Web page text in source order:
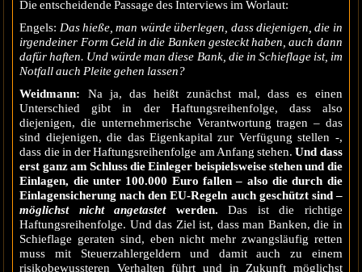
Die entscheidende Passage des Interviews im Worlaut:
Engels: Das hieße, man würde überlegen, dass diejenigen, die in
irgendeiner Form Geld in die Banken gesteckt haben, auch dann
dafür haften. Und würde man diese Bank, die in Schieflage ist, im
Notfall auch Pleite gehen lassen?
Weidmann: Na ja, das heißt zunächst mal, dass es einen
Unterschied gibt in der Haftungsreihenfolge, dass also
diejenigen, die unternehmerische Verantwortung tragen – das
sind diejenigen, die das Eigenkapital zur Verfügung stellen -,
dass die in der Haftungsreihenfolge am Anfang stehen.Und dass
erst ganz am Schluss die Einleger beispielsweise stehen und die
Einlagen, die unter 100.000 Euro fallen – also die durch die
Einlagensicherung nach den EU-Regeln auch geschützt sind –
möglichstnicht angetastetwerden. Das ist die richtige
Haftungsreihenfolge. Und das Ziel ist, dass man Banken, die in
Schieflage geraten sind, eben nicht mehr zwangsläufig retten
muss mit Steuerzahlergeldern und damit auch zu einem
risikobewussteren Verhalten führt und in Zukunft möglichst